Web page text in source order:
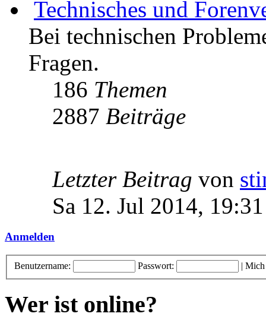
Technisches und
Bei technischen
Fragen.
186 Themen
2887 Beiträge
Letzter Beitrag von
Sa 12. Jul 2014, 19:31
Anmelden
Benutzername: Passwort: | Mich
Wer ist online?